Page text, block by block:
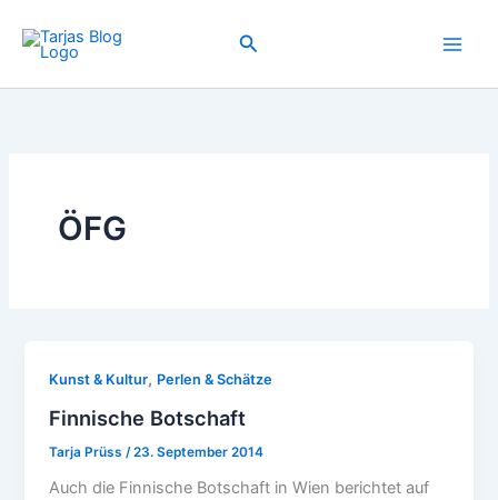
Inhalt
springen
Suchen
ÖFG
Kunst & Kultur, Perlen & Schätze
Finnische Botschaft
Tarja Prüss /23. September 2014
Auch die Finnische Botschaft in Wien berichtet auf